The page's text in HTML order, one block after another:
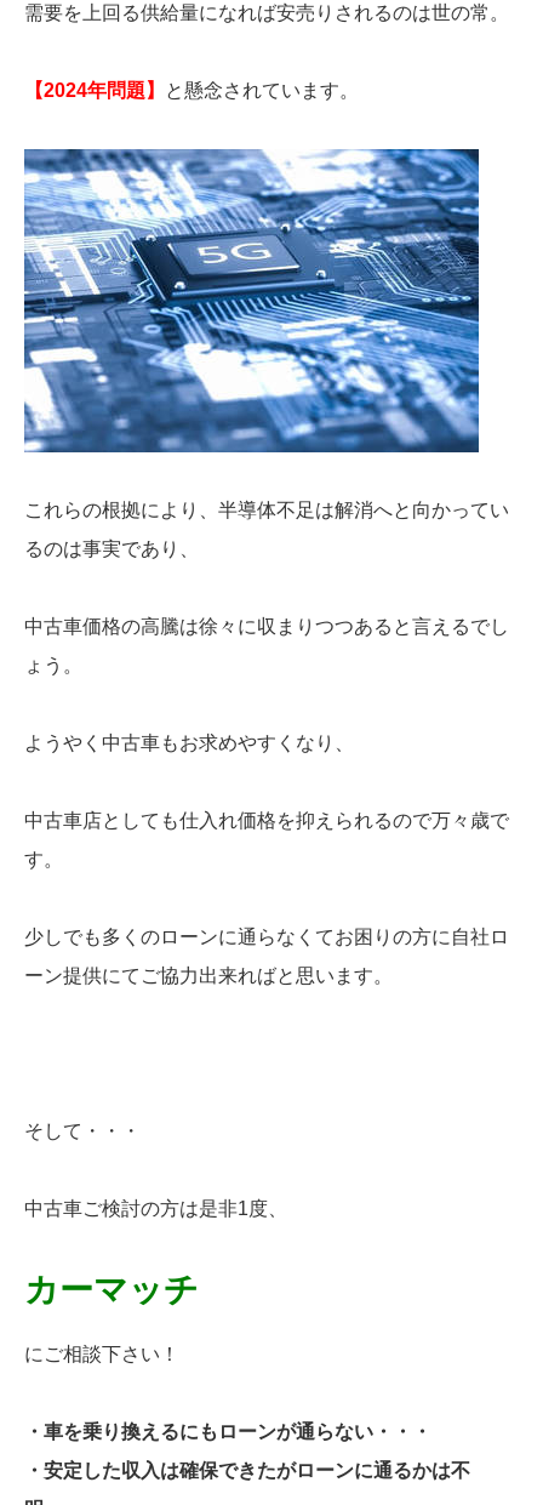
需要を上回る供給量になれば安売りされるのは世の常。
【2024年問題】 と懸念されています。
これらの根拠により、半導体不足は解消へと向かってい
るのは事実であり、
中古車価格の高騰は徐々に収まりつつあると言えるでし
ょう。
ようやく中古車もお求めやすくなり、
中古車店としても仕入れ価格を抑えられるので万々歳で
す。
少しでも多くのローンに通らなくてお困りの方に自社ロ
ーン提供にてご協力出来ればと思います。
そして・・・
中古車ご検討の方は是非1度、
カーマッチ
にご相談下さい！
・車を乗り換えるにもローンが通らない・・・
・安定した収入は確保できたがローンに通るかは不